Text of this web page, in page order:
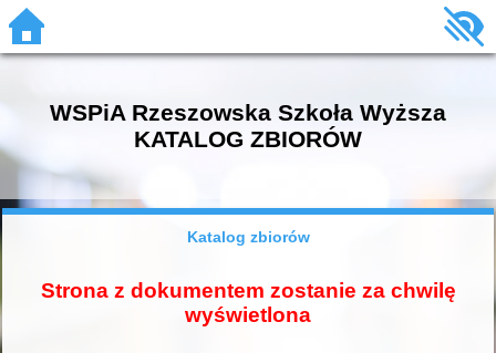
WSPiA Rzeszowska Szkoła Wyższa
KATALOG ZBIORÓW
Katalog zbiorów
Strona z dokumentem zostanie za chwilę
wyświetlona